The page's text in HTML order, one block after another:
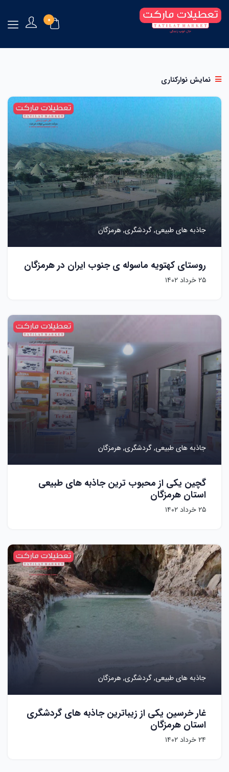
0
نمایش نوارکناری
جاذبه های طبیعی,گردشگری,هرمزگان
روستای کهتویه ماسوله ی جنوب ایران در هرمزگان
۲۵ خرداد ۱۴۰۲
جاذبه های طبیعی,گردشگری,هرمزگان
گچین یکی از محبوب ترین جاذبه های طبیعی
استان هرمزگان
۲۵ خرداد ۱۴۰۲
جاذبه های طبیعی,گردشگری,هرمزگان
غار خرسین یکی از زیباترین جاذبه های گردشگری
استان هرمزگان
۲۴ خرداد ۱۴۰۲